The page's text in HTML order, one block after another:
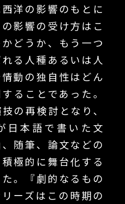
洋の影響のもとに
影響の受け方はこ
どうか、もう一つ
る人種あるいは人
動の独自性はどん
ることであった。
の再検討となり、
日本語で書いた文
随筆、論文などの
極的に舞台化する
。『劇的なるもの
ーズはこの時期の